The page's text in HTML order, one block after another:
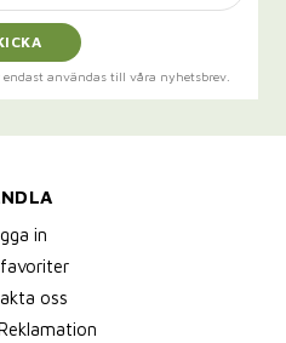
användas till våra nyhetsbrev.
in
oss